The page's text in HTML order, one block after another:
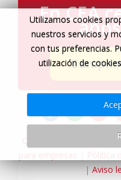
En CEA
Quiénes somos
para empresas
Pólitica
|Aviso
Utilizamos cookies
nuestros servicios y
con tus preferencias.
utilización de